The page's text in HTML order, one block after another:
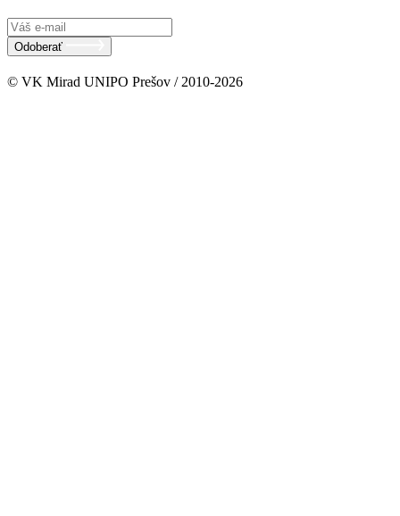
Odoberať
© VK Mirad UNIPO Prešov / 2010-2026